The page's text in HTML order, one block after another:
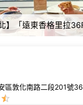
區敦化南路二段201號